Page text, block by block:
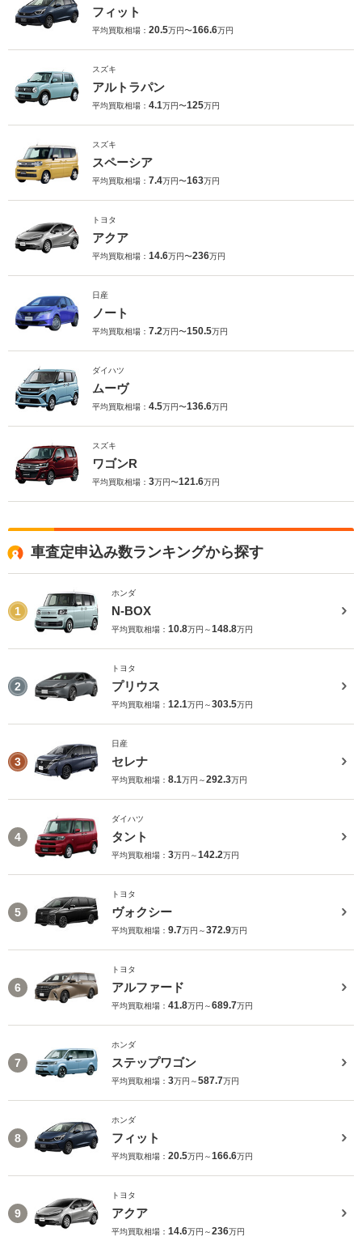
フィット
平均買取相場： 20.5万円〜166.6万円
スズキ
アルトラパン
平均買取相場： 4.1万円〜125万円
スズキ
スペーシア
平均買取相場： 7.4万円〜163万円
トヨタ
アクア
平均買取相場： 14.6万円〜236万円
日産
ノート
平均買取相場： 7.2万円〜150.5万円
ダイハツ
ムーヴ
平均買取相場： 4.5万円〜136.6万円
スズキ
ワゴンR
平均買取相場： 3万円〜121.6万円
車査定申込み数ランキングから探す
1
ホンダ
N-BOX
平均買取相場： 10.8万円～148.8万円
2
トヨタ
プリウス
平均買取相場： 12.1万円～303.5万円
3
日産
セレナ
平均買取相場： 8.1万円～292.3万円
4
ダイハツ
タント
平均買取相場： 3万円～142.2万円
5
トヨタ
ヴォクシー
平均買取相場： 9.7万円～372.9万円
6
トヨタ
アルファード
平均買取相場： 41.8万円～689.7万円
7
ホンダ
ステップワゴン
平均買取相場： 3万円～587.7万円
8
ホンダ
フィット
平均買取相場： 20.5万円～166.6万円
9
トヨタ
アクア
平均買取相場： 14.6万円～236万円